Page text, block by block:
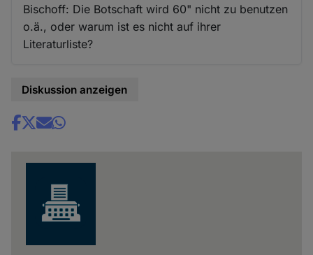
Bischoff: Die Botschaft wird 60" nicht zu benutzen
o.ä., oder warum ist es nicht auf ihrer
Literaturliste?
Diskussion anzeigen
Share